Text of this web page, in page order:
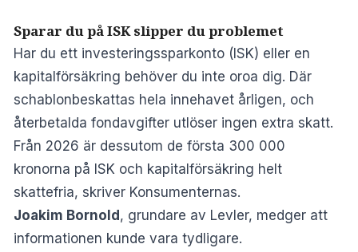
Sparar du på ISK slipper du problemet
Har du ett investeringssparkonto (ISK) eller en
kapitalförsäkring behöver du inte oroa dig. Där
schablonbeskattas hela innehavet årligen, och
återbetalda fondavgifter utlöser ingen extra skatt.
Från 2026 är dessutom de första 300 000
kronorna på ISK och kapitalförsäkring helt
skattefria, skriver Konsumenternas.
Joakim Bornold, grundare av Levler, medger att
informationen kunde vara tydligare.